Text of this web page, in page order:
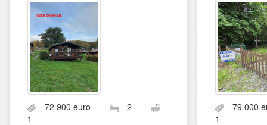
72 900 euro
2
1
79
1